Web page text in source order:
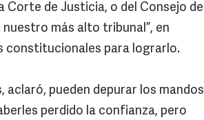
Corte de Justicia, o del Consejo de
más alto tribunal”, en
constitucionales para lograrlo.
aclaró, pueden depurar los mandos
perdido la confianza, pero